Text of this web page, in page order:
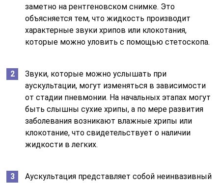
заметно на рентгеновском снимке. Это
объясняется тем, что жидкость производит
характерные звуки хрипов или клокотания,
которые можно уловить с помощью стетоскопа.
Звуки, которые можно услышать при
аускультации, могут изменяться в зависимости
от стадии пневмонии. На начальных этапах могут
быть слышны сухие хрипы, а по мере развития
заболевания возникают влажные хрипы или
клокотание, что свидетельствует о наличии
жидкости в легких.
Аускультация представляет собой неинвазивный